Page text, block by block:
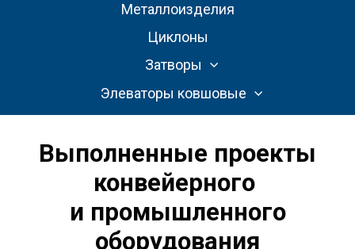
Металлоизделия
Циклоны
Затворы
Элеваторы ковшовые
Выполненные проекты
конвейерного
и промышленного
оборудования